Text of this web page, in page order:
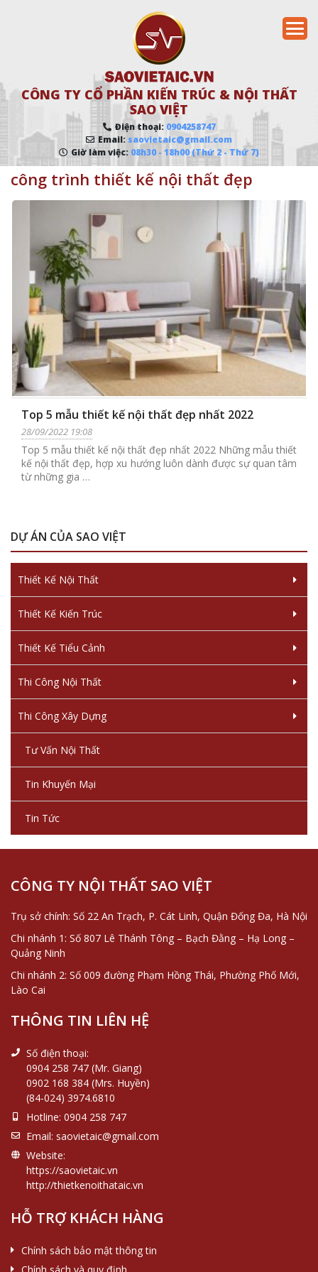
CÔNG TY CỔ PHẦN KIẾN TRÚC & NỘI THẤT
SAO VIỆT
Điện thoại: 0904258747
Email: saovietaic@gmail.com
Giờ làm việc: 08h30 - 18h00 (Thứ 2 - Thứ 7)
công trình thiết kế nội thất đẹp
Top 5 mẫu thiết kế nội thất đẹp nhất 2022
28/09/2022 19:08
Top 5 mẫu thiết kế nội thất đẹp nhất 2022 Những mẫu thiết
kế nội thất đẹp, hợp xu hướng luôn dành được sự quan tâm
từ những gia …
DỰ ÁN CỦA SAO VIỆT
Thiết Kế Nội Thất
Thiết Kế Kiến Trúc
Thiết Kế Tiểu Cảnh
Thi Công Nội Thất
Thi Công Xây Dựng
Tư Vấn Nội Thất
Tin Khuyến Mại
Tin Tức
CÔNG TY NỘI THẤT SAO VIỆT
Trụ sở chính: Số 22 An Trạch, P. Cát Linh, Quận Đống Đa, Hà Nội
Chi nhánh 1: Số 807 Lê Thánh Tông – Bạch Đằng – Hạ Long –
Quảng Ninh
Chi nhánh 2: Số 009 đường Phạm Hồng Thái, Phường Phố Mới,
Lào Cai
THÔNG TIN LIÊN HỆ
Số điện thoại:
0904 258 747 (Mr. Giang)
0902 168 384 (Mrs. Huyền)
(84-024) 3974.6810
Hotline: 0904 258 747
Email: saovietaic@gmail.com
Website:
https://saovietaic.vn
http://thietkenoithataic.vn
HỖ TRỢ KHÁCH HÀNG
Chính sách bảo mật thông tin